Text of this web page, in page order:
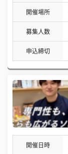
開催場所
募集人数
申込締切
開催日時